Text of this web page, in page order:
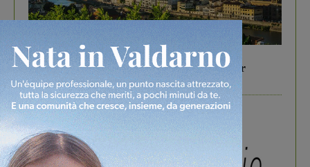
In vetrina 6 Agosto 2026
Gita di famiglia a Firenze: 5 idee per far
divertire i tuoi figli